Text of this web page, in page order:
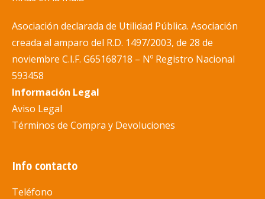
Asociación declarada de Utilidad Pública. Asociación
creada al amparo del R.D. 1497/2003, de 28 de
noviembre C.I.F. G65168718 – Nº Registro Nacional
593458
Información Legal
Aviso Legal
Términos de Compra y Devoluciones
Info contacto
Teléfono